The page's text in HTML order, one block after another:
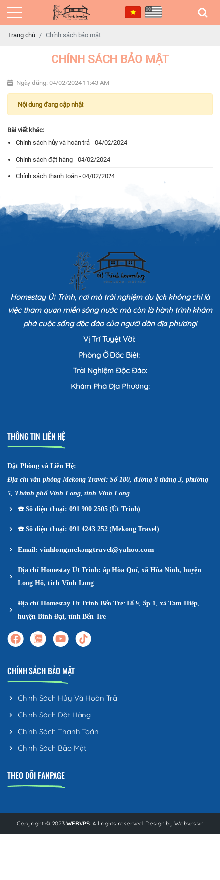
Trang chủ Chính sách bảo mật
CHÍNH SÁCH BẢO MẬT
Ngày đăng: 04/02/2024 11:43 AM
Nội dung đang cập nhật
Bài viết khác:
Chính sách hủy và hoàn trả - 04/02/2024
Chính sách đặt hàng - 04/02/2024
Chính sách thanh toán - 04/02/2024
Homestay Út Trinh, nơi mà trải nghiệm du lịch không chỉ là
việc tham quan miền sông nước mà còn là hành trình khám
phá cuộc sống độc đáo của người dân địa phương!
Vị Trí Tuyệt Vời:
Phòng Ở Đặc Biệt:
Trải Nghiệm Độc Đáo:
Khám Phá Địa Phương:
THÔNG TIN LIÊN HỆ
Đặt Phòng và Liên Hệ:
Địa chỉ văn phòng Mekong Travel: Số 180, đường 8 tháng 3, phường
5, Thành phố Vĩnh Long, tỉnh Vĩnh Long
☎️Số điện thoại: 091 900 2505 (Út Trinh)
☎️Số điện thoại: 091 4243 252 (Mekong Travel)
Email: vinhlongmekongtravel@yahoo.com
Địa chỉ Homestay Út Trinh: ấp Hòa Quí, xã Hòa Ninh, huyện
Long Hồ, tỉnh Vĩnh Long
Địa chỉ Homestay Ut Trinh Bến Tre:Tổ 9, ấp 1, xã Tam Hiệp,
huyện Bình Đại, tỉnh Bến Tre
CHÍNH SÁCH BẢO MẬT
Chính Sách Hủy Và Hoàn Trả
Chính Sách Đặt Hàng
Chính Sách Thanh Toán
Chính Sách Bảo Mật
THEO DÕI FANPAGE
Copyright © 2023 WEBVPS. All rights reserved. Design by Webvps.vn